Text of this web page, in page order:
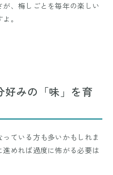
、梅しごとを毎年の楽しい
。
好みの「味」を育
ている方も多いかもしれま
めれば過度に怖がる必要は